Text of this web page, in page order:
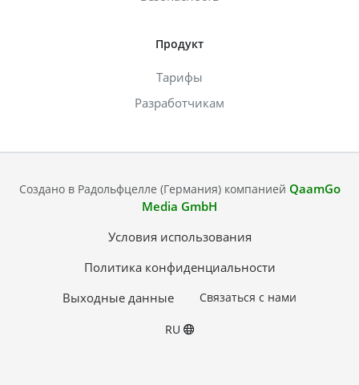
Продукт
Тарифы
Разработчикам
Создано в Радольфцелле (Германия) компанией QaamGo
Media GmbH
Условия использования
Политика конфиденциальности
Выходные данные
Связаться с нами
RU